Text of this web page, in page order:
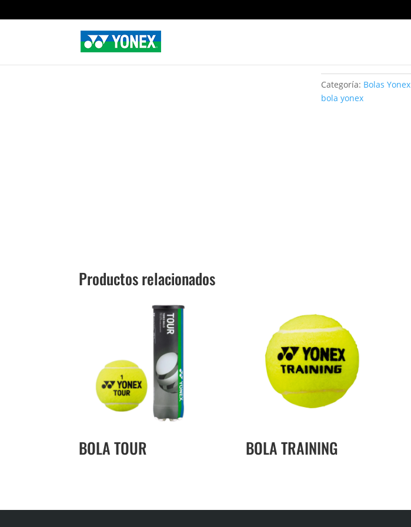
Home»Tienda»BOLA CHAMPIONSHIP X3
Categoría: Bolas Yonex
bola yonex
Productos relacionados
BOLA TOUR BOLA TRAINING